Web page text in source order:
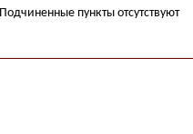
Подчиненные пункты отсутствуют